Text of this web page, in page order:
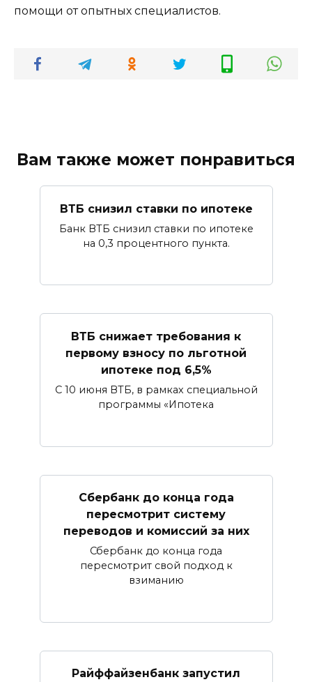
помощи от опытных специалистов.
Вам также может понравиться
ВТБ снизил ставки по ипотеке
Банк ВТБ снизил ставки по ипотеке
на 0,3 процентного пункта.
ВТБ снижает требования к
первому взносу по льготной
ипотеке под 6,5%
С 10 июня ВТБ, в рамках специальной
программы «Ипотека
Сбербанк​ до конца года
пересмотрит систему
переводов и комиссий за них
Сбербанк до конца года
пересмотрит свой подход к
взиманию
Райффайзенбанк запустил